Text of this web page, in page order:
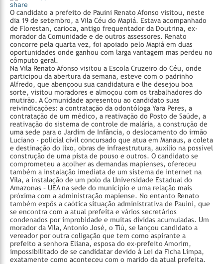
share
O candidato a prefeito de Pauini Renato Afonso visitou, neste
dia 19 de setembro, a Vila Céu do Mapiá. Estava acompanhado
de Florestan, carioca, antigo frequentador da Doutrina, ex-
morador da Comunidade e de outros assessores. Renato
concorre pela quarta vez, foi apoiado pelo Mapiá em duas
oportunidades onde ganhou com larga vantagem mas perdeu no
cômputo geral.
Na Vila Renato Afonso visitou a Escola Cruzeiro do Céu, onde
participou da abertura da semana, esteve com o padrinho
Alfredo, que abençoou sua candidatura e lhe desejou boa
sorte, visitou moradores e almoçou com os trabalhadores do
mutirão. A Comunidade apresentou ao candidato suas
reivindicações: a contratação da odontóloga Yara Peres, a
contratação de um médico, a reativação do Posto de Saúde, a
reativação do sistema de controle de malária, a construção de
uma sede para o Jardim de Infância, o deslocamento do irmão
Luciano - policial civil concursado que atua em Manaus, a coleta
e destinação do lixo, obras de infraestrutura, auxílio na possível
construção de uma pista de pouso e outros. O candidato se
comprometeu a acolher as demandas mapienses, ofereceu
também a instalação imediata de um sistema de internet na
Vila, a instalação de um polo da Universidade Estadual do
Amazonas – UEA na sede do município e uma relação mais
próxima com a administração mapiense. No entanto Renato
também expôs a caótica situação administrativa de Pauini, que
se encontra com a atual prefeita e vários secretários
condenados por improbidade e muitas dívidas acumuladas. Um
morador da Vila, Antonio José, o Tiú, se lançou candidato a
vereador por outra coligação que tem como aspirante a
prefeito a senhora Eliana, esposa do ex-prefeito Amorim,
impossibilitado de se candidatar devido à Lei da Ficha Limpa,
exatamente como aconteceu com o marido da atual prefeita.